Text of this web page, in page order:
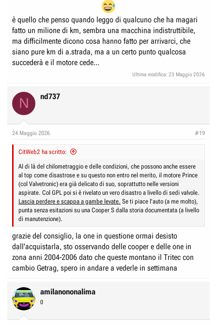
si possano fare complessivi 250.000 km
è quello che penso quando leggo di qualcuno che ha magari
fatto un milione di km, sembra una macchina indistruttibile,
ma difficilmente dicono cosa hanno fatto per arrivarci, che
siano pure km di a.strada, ma a un certo punto qualcosa
succederà e il motore cede...
Ultima modifica: 23 Maggio 2026
N nd737
24 Maggio 2026 #19
CitWeb2 ha scritto:
Al di là del chilometraggio e delle condizioni, che possono anche essere
al top come disastrose e su questo non entro nel merito, il motore Prince
(col Valvetronic) era già delicato di suo, soprattutto nelle versioni
aspirate. Col GPL poi si è rivelato un vero disastro a livello di sedi valvole.
Lascia perdere e scappa a gambe levate. Se ti piace l'auto (a me molto),
punta senza esitazioni su una Cooper S dalla storia documentata (a livello
di manutenzione).
grazie del consiglio, la one in questione ormai desisto
dall'acquistarla, sto osservando delle cooper e delle one in
zona anni 2004-2006 dato che queste montano il Tritec con
cambio Getrag, spero in andare a vederle in settimana
amilanononalima
0